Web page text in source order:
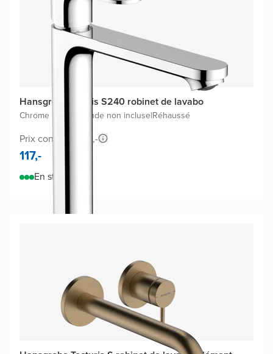
Hansgrohe Rebris S240 robinet de lavabo
Chrome Brillant Bonde non incluse|Réhaussé
Prix conseillé 216,-
117,-
En stock